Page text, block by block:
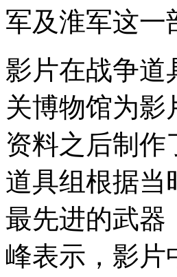
军及淮军这一
影片在战争道
关博物馆为影
资料之后制作
道具组根据当
最先进的武器
峰表示，影片